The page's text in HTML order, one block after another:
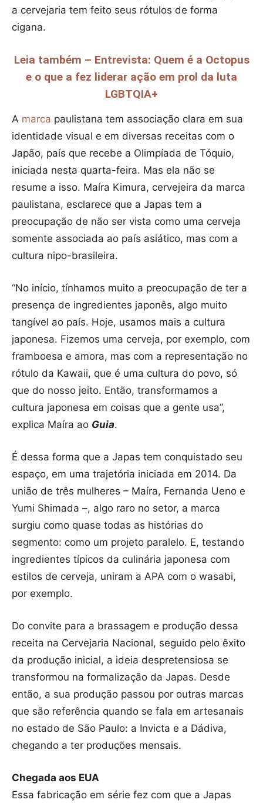
a cervejaria tem feito seus rótulos de forma
cigana.
Leia também – Entrevista: Quem é a Octopus
e o que a fez liderar ação em prol da luta
LGBTQIA+
A marca paulistana tem associação clara em sua
identidade visual e em diversas receitas com o
Japão, país que recebe a Olimpíada de Tóquio,
iniciada nesta quarta-feira. Mas ela não se
resume a isso. Maíra Kimura, cervejeira da marca
paulistana, esclarece que a Japas tem a
preocupação de não ser vista como uma cerveja
somente associada ao país asiático, mas com a
cultura nipo-brasileira.
“No início, tínhamos muito a preocupação de ter a
presença de ingredientes japonês, algo muito
tangível ao país. Hoje, usamos mais a cultura
japonesa. Fizemos uma cerveja, por exemplo, com
framboesa e amora, mas com a representação no
rótulo da Kawaii, que é uma cultura do povo, só
que do nosso jeito. Então, transformamos a
cultura japonesa em coisas que a gente usa”,
explica Maíra ao Guia.
É dessa forma que a Japas tem conquistado seu
espaço, em uma trajetória iniciada em 2014. Da
união de três mulheres – Maíra, Fernanda Ueno e
Yumi Shimada –, algo raro no setor, a marca
surgiu como quase todas as histórias do
segmento: como um projeto paralelo. E, testando
ingredientes típicos da culinária japonesa com
estilos de cerveja, uniram a APA com o wasabi,
por exemplo.
Do convite para a brassagem e produção dessa
receita na Cervejaria Nacional, seguido pelo êxito
da produção inicial, a ideia despretensiosa se
transformou na formalização da Japas. Desde
então, a sua produção passou por outras marcas
que são referência quando se fala em artesanais
no estado de São Paulo: a Invicta e a Dádiva,
chegando a ter produções mensais.
Chegada aos EUA
Essa fabricação em série fez com que a Japas